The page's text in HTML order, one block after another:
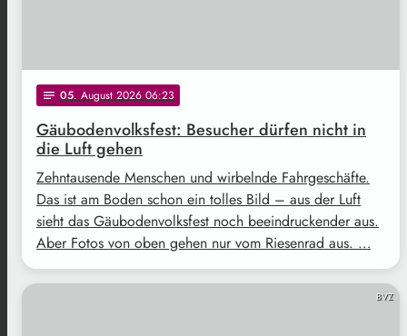
notes 05. August 2026 06:23
Gäubodenvolksfest: Besucher dürfen nicht in
die Luft gehen
Zehntausende Menschen und wirbelnde Fahrgeschäfte.
Das ist am Boden schon ein tolles Bild – aus der Luft
sieht das Gäubodenvolksfest noch beeindruckender aus.
Aber Fotos von oben gehen nur vom Riesenrad aus. …
BVZ